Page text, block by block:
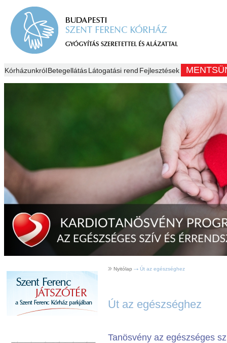
KórházunkrólBetegellátásLátogatási rend Fejlesztések
Nyitólap Út az egészséghez
Út az egészséghez
Tanösvény az egészséges